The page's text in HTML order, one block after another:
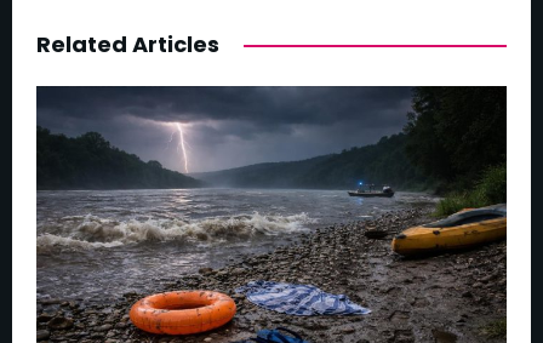
Related Articles